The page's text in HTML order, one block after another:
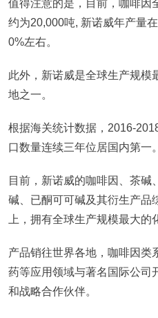
值得注意的是，目前，咖啡因
约为20,000吨, 新诺威年产量
0%左右。
此外，新诺威是全球生产规模
地之一。
根据海关统计数据，2016-
口数量连续三年位居国内第一。
目前，新诺威的咖啡因、茶
碱、已酮可可碱及其衍生产品
上，拥有全球生产规模最大的
产品销往世界各地，咖啡因类
药等应用领域与著名国际公司
和战略合作伙伴。